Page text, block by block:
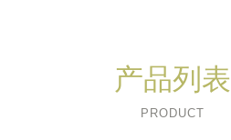
产品列表
PRODUCT